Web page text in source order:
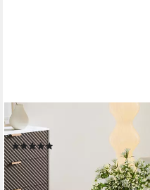
EN.CASA
Satztisch (2er Set),
56,99 €
-16%